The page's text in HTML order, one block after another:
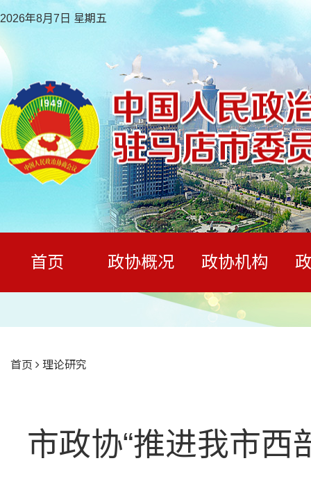
2026年8月7日 星期五
首页 政协概况 政协机构
首页 理论研究
市政协“推进我市西